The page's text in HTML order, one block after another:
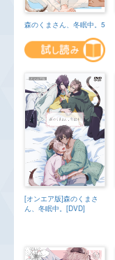
森のくまさん、冬眠中。5
[オンエア版]森のくまさ
ん、冬眠中。[DVD]